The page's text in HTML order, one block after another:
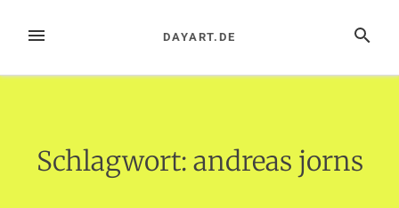
InhaltMENÜ SUCHE
DAYART.DE
Schlagwort: andreas jorns